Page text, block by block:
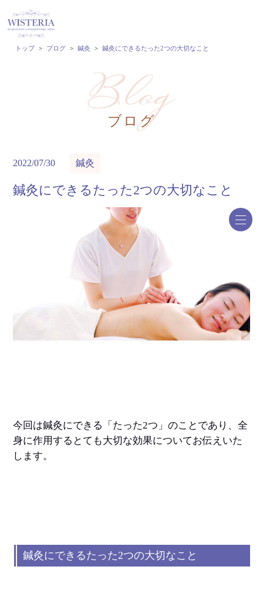
トップ > ブログ > 鍼灸 > 鍼灸にできるたった2つの大切なこと
ブログ
2022/07/30 鍼灸
鍼灸にできるたった2つの大切なこと
今回は鍼灸にできる「たった2つ」のことであり、全
身に作用するとても大切な効果についてお伝えいた
します。
鍼灸にできるたった2つの大切なこと